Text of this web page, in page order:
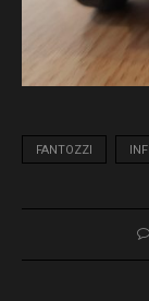
FANTOZZI